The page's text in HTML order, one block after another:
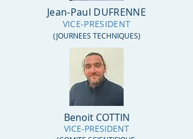
Jean-Paul DUFRENNE
VICE-PRESIDENT
(JOURNEES TECHNIQUES)
Benoit COTTIN
VICE-PRESIDENT